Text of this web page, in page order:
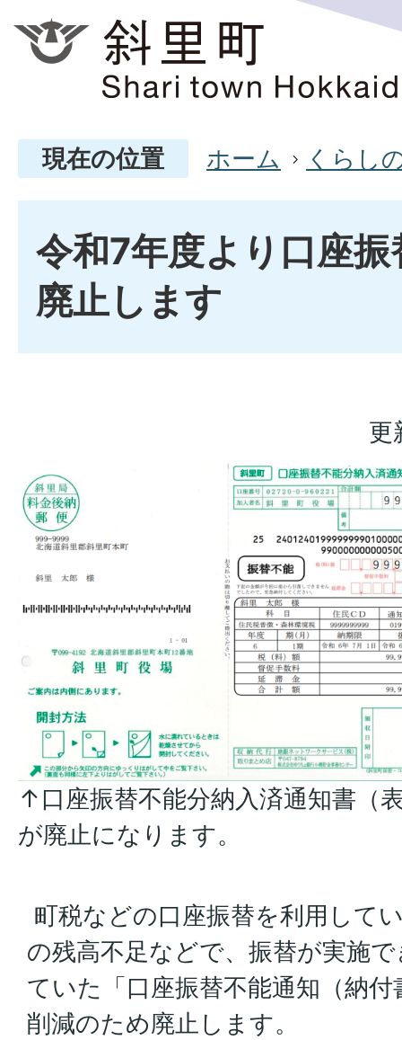
現在の位置 ホーム くらし
令和7年度より口座
廃止します
更
↑口座振替不能分納入済通知書（
が廃止になります。
町税などの口座振替を利用して
の残高不足などで、振替が実施
ていた「口座振替不能通知（納
削減のため廃止します。